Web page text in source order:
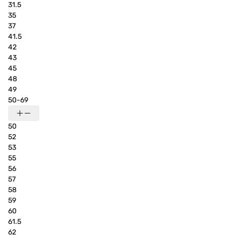
31.5
35
37
41.5
42
43
45
48
49
50-69
50
52
53
55
56
57
58
59
60
61.5
62